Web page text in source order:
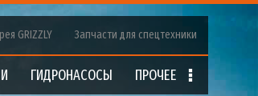
GRIZZLY Запчасти для спецтехники
ГИДРОНАCOCЫ ПРОЧЕЕ